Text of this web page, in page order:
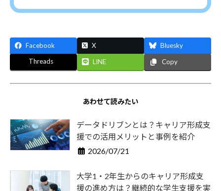
Facebook X
Bluesky
Threads
LINE Copy
あわせて読みたい
データドリブンとは？キャリア形成支
援での活用メリットと事例を紹介
2026/07/21
大学1・2年生からのキャリア形成支
援の進め方は？継続的な学生支援を実